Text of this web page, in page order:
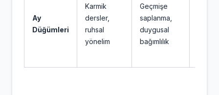
Ay
Düğümleri
Karmik
dersler,
ruhsal
yönelim
Geçmişe
saplanma,
duygusal
bağımlılık